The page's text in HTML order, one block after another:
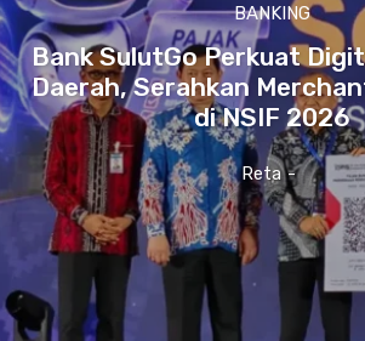
BANKING
Bank SulutGo Perkuat
Daerah, Serahkan
di NSIF 2026
Reta -